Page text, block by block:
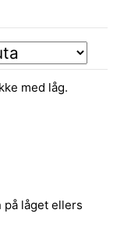
med låg.
låget ellers